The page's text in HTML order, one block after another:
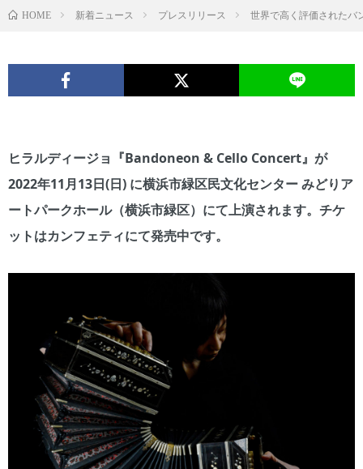
HOME 新着ニュース プレスリリース 世界で高く評価された
ヒラルディージョ『Bandoneon & Cello Concert』が
2022年11月13日(日) に横浜市緑区民文化センター みどりア
ートパークホール（横浜市緑区）にて上演されます。チケ
ットはカンフェティにて発売中です。